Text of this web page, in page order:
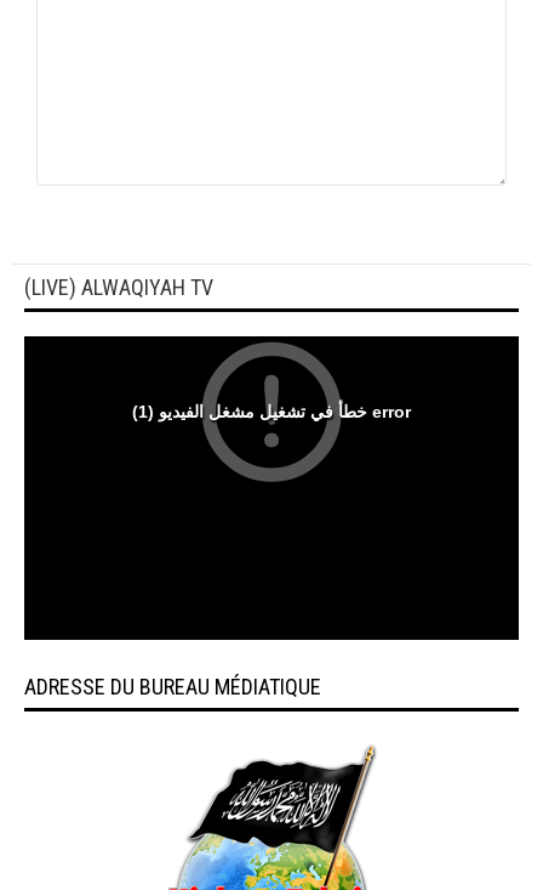
(LIVE) ALWAQIYAH TV
ADRESSE DU BUREAU MÉDIATIQUE